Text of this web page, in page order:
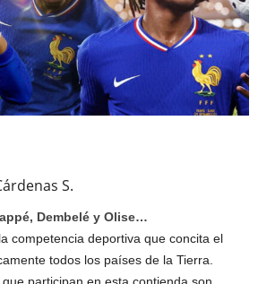
S.
Dembelé y Olise…
competencia deportiva que concita el
todos los países de la Tierra.
participan en esta contienda son